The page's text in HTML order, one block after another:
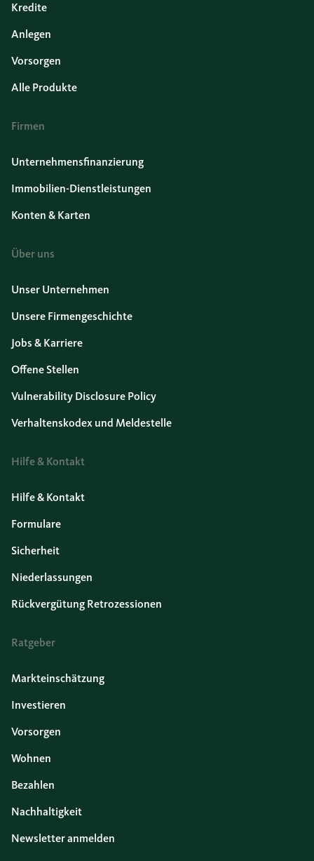
Kredite
Anlegen
Vorsorgen
Alle Produkte
Firmen
Unternehmensfinanzierung
Immobilien-Dienstleistungen
Konten & Karten
Über uns
Unser Unternehmen
Unsere Firmengeschichte
Jobs & Karriere
Offene Stellen
Vulnerability Disclosure Policy
Verhaltenskodex und Meldestelle
Hilfe & Kontakt
Hilfe & Kontakt
Formulare
Sicherheit
Niederlassungen
Rückvergütung Retrozessionen
Ratgeber
Markteinschätzung
Investieren
Vorsorgen
Wohnen
Bezahlen
Nachhaltigkeit
Newsletter anmelden